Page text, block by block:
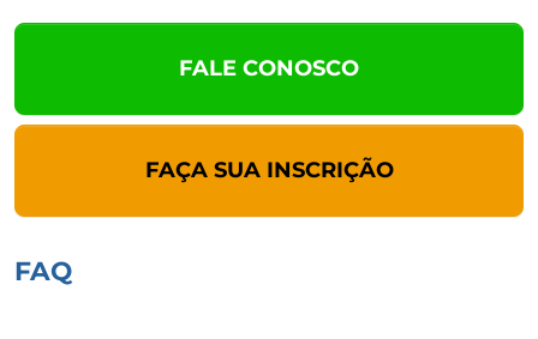
FALE CONOSCO
FAÇA SUA INSCRIÇÃO
FAQ